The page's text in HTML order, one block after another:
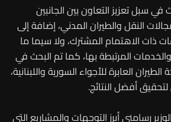
سبل تعزيز التعاون بين الجانبين
النقل والطيران المدني، إضافة إلى
ذات الاهتمام المشترك، ولا سيما ما
المرتبطة بها، كما تم البحث في
العابرة للأجواء السورية واللبنانية،
لتحقيق أفضل النتائج.
رسامني أبرز التوجهات والمشاريع التي